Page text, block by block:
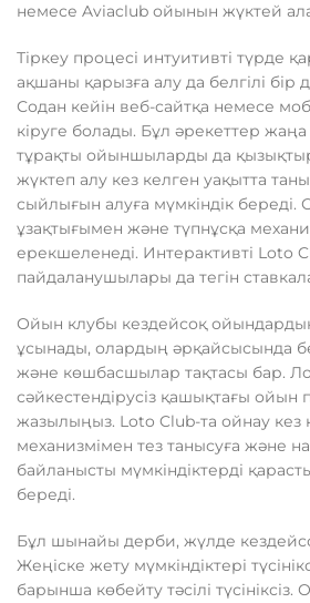
немесе Aviaclub ойынын жүктей
Тіркеу процесі интуитивті түрде
ақшаны қарызға алу да белгілі бір
Содан кейін веб-сайтқа немесе
кіруге болады. Бұл әрекеттер
тұрақты ойыншыларды да
жүктеп алу кез келген уақытта
сыйлығын алуға мүмкіндік береді.
ұзақтығымен және түпнұсқа
ерекшеленеді. Интерактивті Loto
пайдаланушылары да тегін
Ойын клубы кездейсоқ
ұсынады, олардың әрқайсысында
және көшбасшылар тақтасы бар.
сәйкестендірусіз қашықтағы ойын
жазылыңыз. Loto Club-та ойнау кез
механизмімен тез танысуға және
байланысты мүмкіндіктерді
береді.
Бұл шынайы дерби, жүлде
Жеңіске жету мүмкіндіктері
барынша көбейту тәсілі